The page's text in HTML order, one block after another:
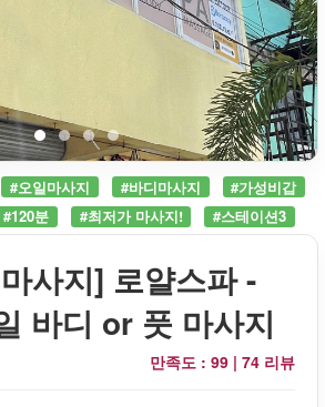
#오일마사지 #바디마사지
#가성비갑
#120분 #최저가 마사지! #스테이션3
사지] 로얄스파 -
바디 or 풋 마사지
만족도 : 99 | 74 리뷰